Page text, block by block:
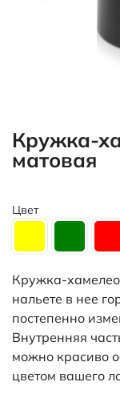
Кружка-
матовая
Цвет
Кружка-
нальете в нее
постепенно
Внутренняя
можно красиво
цветом вашего